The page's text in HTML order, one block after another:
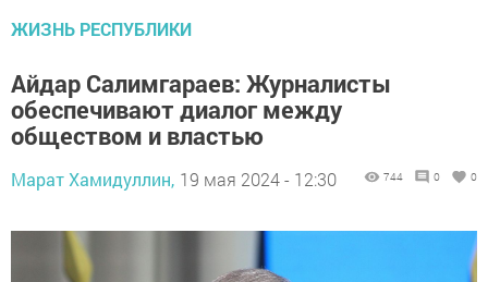
ЖИЗНЬ РЕСПУБЛИКИ
Айдар Салимгараев: Журналисты
обеспечивают диалог между
обществом и властью
Марат Хамидуллин, 19 мая 2024 - 12:30 744 0 0